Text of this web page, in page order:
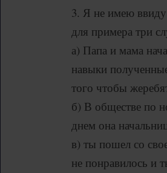
3. Я не имею
для примера три
а) Папа и мама
навыки
того чтобы
б) В обществе по
днем она
в) ты пошел со
не понравилось и